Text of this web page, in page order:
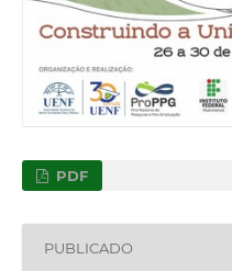
PDF
PUBLICADO